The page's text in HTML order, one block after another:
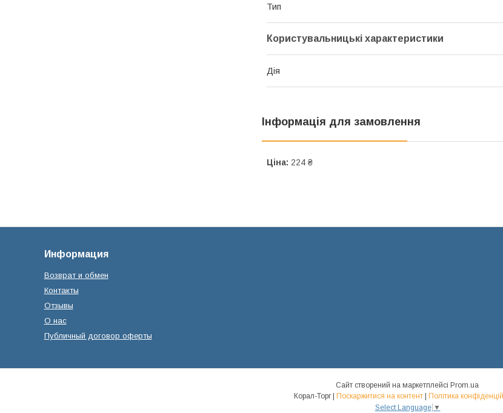
Тип
Користувальницькі характеристики
Дія
Інформація для замовлення
Ціна: 224 ₴
Информация
Возврат и обмен
Контакты
Отзывы
О нас
Публичный договор оферты
Сайт створений на маркетплейсі Prom.ua
Корал-Торг | Поскаржитися на контент | Політика
Select Language ▼